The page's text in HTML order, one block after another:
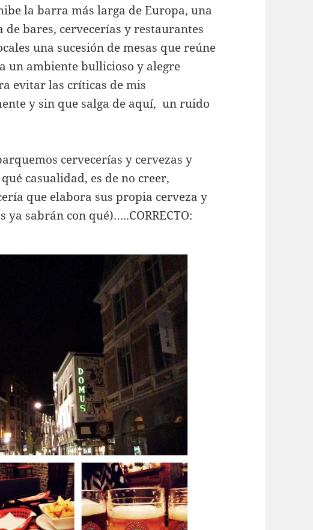
la barra más larga de Europa, una
bares, cervecerías y restaurantes
una sucesión de mesas que reúne
un ambiente bullicioso y alegre
evitar las críticas de mis
y sin que salga de aquí, un ruido
cervecerías y cervezas y
casualidad, es de no creer,
que elabora sus propia cerveza y
sabrán con qué)…..CORRECTO: